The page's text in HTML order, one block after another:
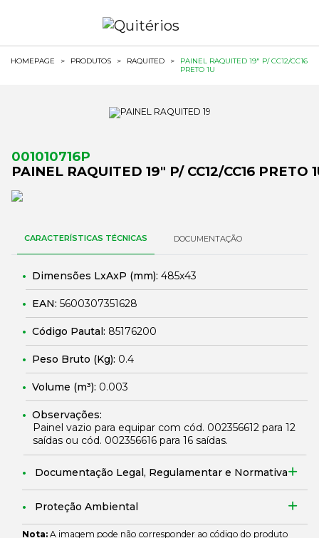
HOMEPAGE > PRODUTOS > RAQUITED >
PAINEL RAQUITED 19" P/ CC12/CC16
PRETO 1U
001010716P
PAINEL RAQUITED 19" P/ CC12/CC16 PRETO
CARACTERÍSTICAS TÉCNICAS DOCUMENTAÇÃO
Dimensões LxAxP (mm): 485x43
EAN: 5600307351628
Código Pautal: 85176200
Peso Bruto (Kg): 0.4
Volume (m³): 0.003
Observações:
Painel vazio para equipar com cód. 002356612 para 12
saídas ou cód. 002356616 para 16 saídas.
Documentação Legal, Regulamentar e Normativa
Proteção Ambiental
Nota: A imagem pode não corresponder ao código do produto